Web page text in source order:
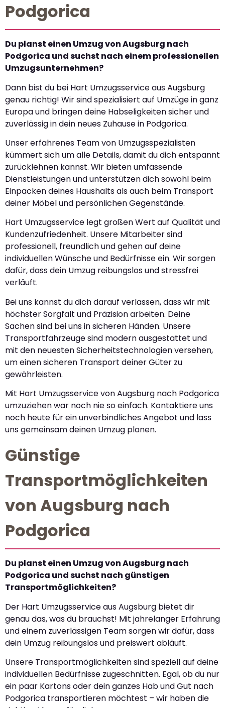
Podgorica
Du planst einen Umzug von Augsburg nach
Podgorica und suchst nach einem professionellen
Umzugsunternehmen?
Dann bist du bei Hart Umzugsservice aus Augsburg
genau richtig! Wir sind spezialisiert auf Umzüge in ganz
Europa und bringen deine Habseligkeiten sicher und
zuverlässig in dein neues Zuhause in Podgorica.
Unser erfahrenes Team von Umzugsspezialisten
kümmert sich um alle Details, damit du dich entspannt
zurücklehnen kannst. Wir bieten umfassende
Dienstleistungen und unterstützen dich sowohl beim
Einpacken deines Haushalts als auch beim Transport
deiner Möbel und persönlichen Gegenstände.
Hart Umzugsservice legt großen Wert auf Qualität und
Kundenzufriedenheit. Unsere Mitarbeiter sind
professionell, freundlich und gehen auf deine
individuellen Wünsche und Bedürfnisse ein. Wir sorgen
dafür, dass dein Umzug reibungslos und stressfrei
verläuft.
Bei uns kannst du dich darauf verlassen, dass wir mit
höchster Sorgfalt und Präzision arbeiten. Deine
Sachen sind bei uns in sicheren Händen. Unsere
Transportfahrzeuge sind modern ausgestattet und
mit den neuesten Sicherheitstechnologien versehen,
um einen sicheren Transport deiner Güter zu
gewährleisten.
Mit Hart Umzugsservice von Augsburg nach Podgorica
umzuziehen war noch nie so einfach. Kontaktiere uns
noch heute für ein unverbindliches Angebot und lass
uns gemeinsam deinen Umzug planen.
Günstige
Transportmöglichkeiten
von Augsburg nach
Podgorica
Du planst einen Umzug von Augsburg nach
Podgorica und suchst nach günstigen
Transportmöglichkeiten?
Der Hart Umzugsservice aus Augsburg bietet dir
genau das, was du brauchst! Mit jahrelanger Erfahrung
und einem zuverlässigen Team sorgen wir dafür, dass
dein Umzug reibungslos und preiswert abläuft.
Unsere Transportmöglichkeiten sind speziell auf deine
individuellen Bedürfnisse zugeschnitten. Egal, ob du nur
ein paar Kartons oder dein ganzes Hab und Gut nach
Podgorica transportieren möchtest – wir haben die